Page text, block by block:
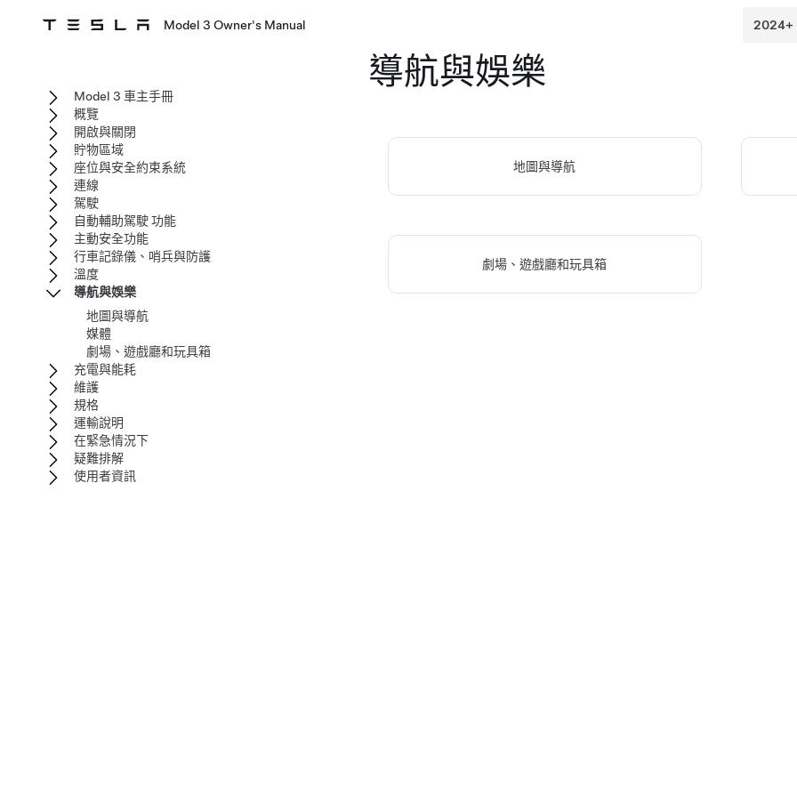
Model 3 Owner's Manual
導航與娛樂
地圖與導航
劇場、遊戲廳和玩具箱
Model 3 車主手冊
概覽
開啟與關閉
貯物區域
座位與安全約束系統
連線
駕駛
自動輔助駕駛 功能
主動安全功能
行車記錄儀、哨兵與防護
溫度
導航與娛樂
地圖與導航
媒體
劇場、遊戲廳和玩具箱
充電與能耗
維護
規格
運輸說明
在緊急情況下
疑難排解
使用者資訊